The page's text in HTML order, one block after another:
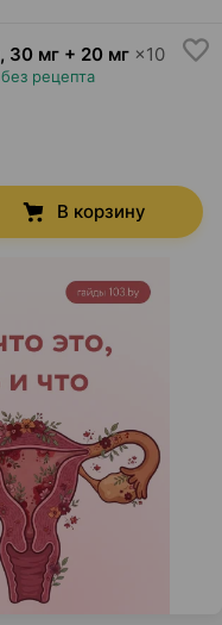
, 30 мг + 20 мг ×10
без рецепта
В корзину